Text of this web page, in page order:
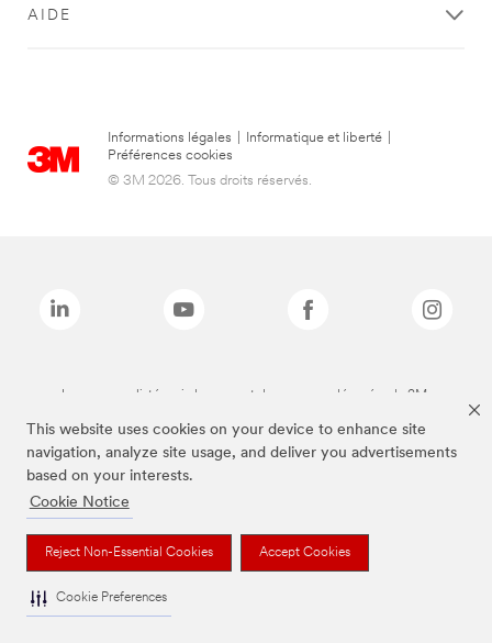
This website uses cookies on your device to enhance site
navigation, analyze site usage, and deliver you advertisements
based on your interests.
Cookie Notice
Reject Non-Essential Cookies Accept Cookies
Cookie Preferences
AIDE
Informations légales Informatique et liberté
Préférences cookies
© 3M 2026. Tous droits réservés.
Les marques listées ci-dessus sont des marques déposées de 3M.